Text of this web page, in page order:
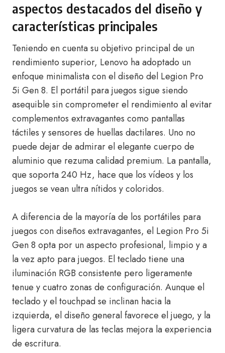
aspectos destacados del diseño y
características principales
Teniendo en cuenta su objetivo principal de un
rendimiento superior, Lenovo ha adoptado un
enfoque minimalista con el diseño del Legion Pro
5i Gen 8. El portátil para juegos sigue siendo
asequible sin comprometer el rendimiento al evitar
complementos extravagantes como pantallas
táctiles y sensores de huellas dactilares. Uno no
puede dejar de admirar el elegante cuerpo de
aluminio que rezuma calidad premium. La pantalla,
que soporta 240 Hz, hace que los vídeos y los
juegos se vean ultra nítidos y coloridos.
A diferencia de la mayoría de los portátiles para
juegos con diseños extravagantes, el Legion Pro 5i
Gen 8 opta por un aspecto profesional, limpio y a
la vez apto para juegos. El teclado tiene una
iluminación RGB consistente pero ligeramente
tenue y cuatro zonas de configuración. Aunque el
teclado y el touchpad se inclinan hacia la
izquierda, el diseño general favorece el juego, y la
ligera curvatura de las teclas mejora la experiencia
de escritura.